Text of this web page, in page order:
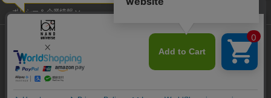
店舗検索
カスタマーサービス
ショッピングガイド
よくあるご質問
お問い合わせ
ポリシー & 企業情報
プライバシーポリシー
特定商取引法に基づく表記
運営会社